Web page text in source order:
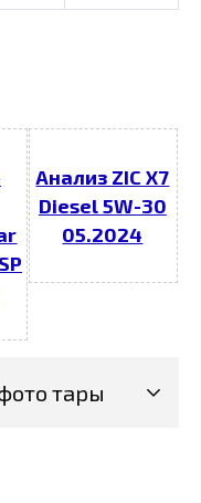
Анализ ZIC X7
Diesel 5W-30
05.2024
тары